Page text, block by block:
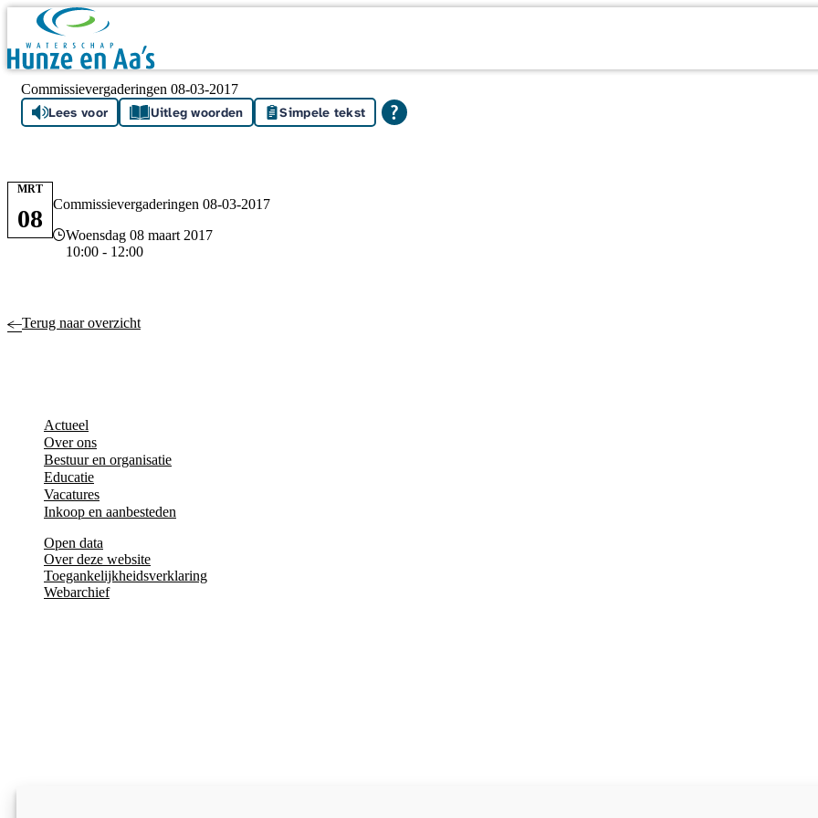
Skip navigation
Commissievergaderingen 08-03-2017
Lees voor Uitleg woorden Simpele tekst
Commissievergaderingen 08-03-2017
Datum en tijd
Woensdag 08 maart 2017
10:00 - 12:00
MRT
08
Terug naar overzicht
Actueel
Over ons
Bestuur en organisatie
Educatie
Vacatures
Inkoop en aanbesteden
Open data
Over deze website
Toegankelijkheidsverklaring
Webarchief